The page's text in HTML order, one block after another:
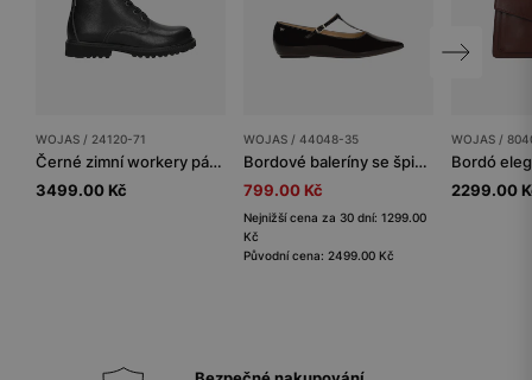
WOJAS / 24120-71
Černé zimní workery pánské s zateplením
3499.00 Kč
WOJAS / 44048-35
Bordové baleríny se špičatou špičkou a ozdobným páskem
799.00 Kč
Nejnižší cena za 30 dní: 1299.00
Kč
Původní cena: 2499.00 Kč
WOJAS /
2299.00